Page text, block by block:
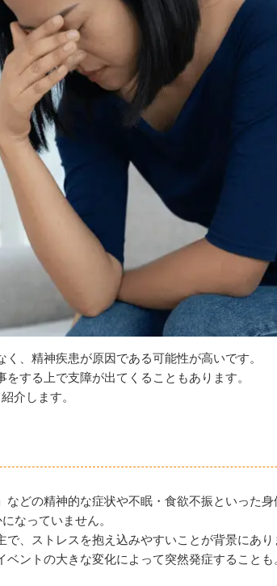
、精神疾患が原因である可能性が高いです。
する上で支障が出てくることもあります。
介します。
どの精神的な症状や不眠・食欲不振といった
なっていません。
、ストレスを抱え込みやすいことが背景にあり
ントの大きな変化によって突然発症することも